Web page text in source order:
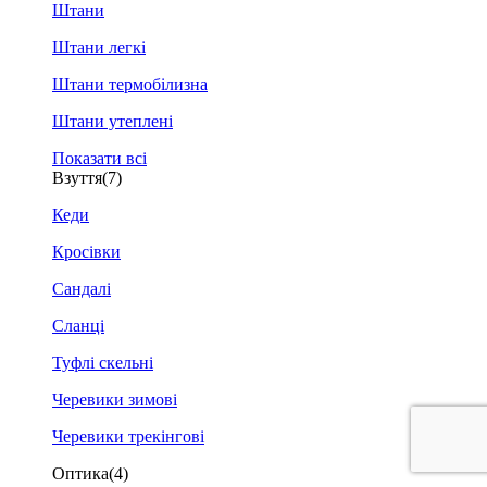
Штани
Штани легкі
Штани термобілизна
Штани утеплені
Показати всі
Взуття(7)
Кеди
Кросівки
Сандалі
Сланці
Туфлі скельні
Черевики зимові
Черевики трекінгові
Оптика(4)